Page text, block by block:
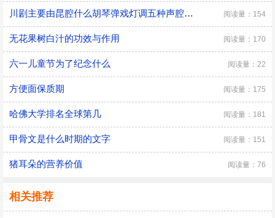
川剧主要由昆腔什么胡琴弹戏灯调五种声腔组成 阅读量：154
无花果树白汁的功效与作用 阅读量：170
六一儿童节为了纪念什么 阅读量：22
方便面保质期 阅读量：175
哈佛大学排名全球第几 阅读量：181
甲骨文是什么时期的文字 阅读量：151
猪耳朵的营养价值 阅读量：76
相关推荐